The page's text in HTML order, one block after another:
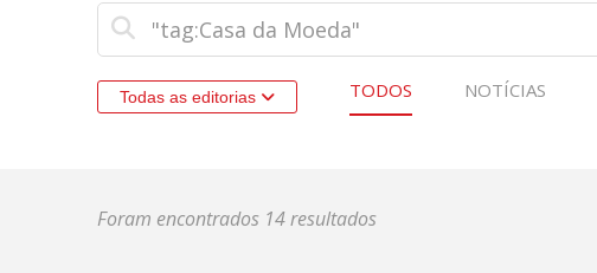
Todas as editorias TODOS NOTÍCIAS
Foram encontrados 14 resultados